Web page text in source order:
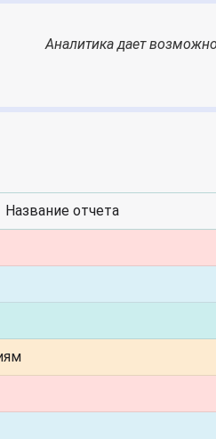
Аналитика дает
Название отчета